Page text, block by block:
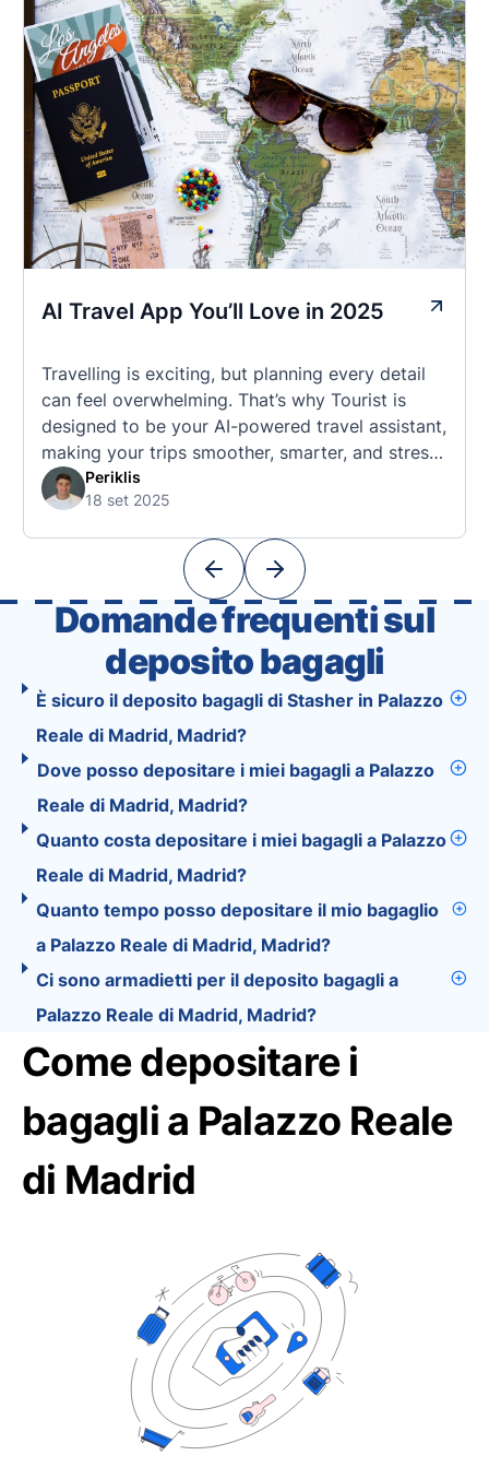
AI Travel App You’ll Love in 2025
Travelling is exciting, but planning every detail
can feel overwhelming. That’s why Tourist is
designed to be your AI-powered travel assistant,
making your trips smoother, smarter, and stress-
free. 🧭 What Makes the Tourist App Unique?
Unlike standard travel apps, Tourist combines
With Tourist, your trip planning becomes as
Periklis
18 set 2025
Domande frequenti sul
deposito bagagli
È sicuro il deposito bagagli di Stasher in Palazzo
Reale di Madrid, Madrid?
Dove posso depositare i miei bagagli a Palazzo
Reale di Madrid, Madrid?
Quanto costa depositare i miei bagagli a Palazzo
Reale di Madrid, Madrid?
Quanto tempo posso depositare il mio bagaglio
a Palazzo Reale di Madrid, Madrid?
Ci sono armadietti per il deposito bagagli a
Palazzo Reale di Madrid, Madrid?
Come depositare i
bagagli a Palazzo Reale
di Madrid